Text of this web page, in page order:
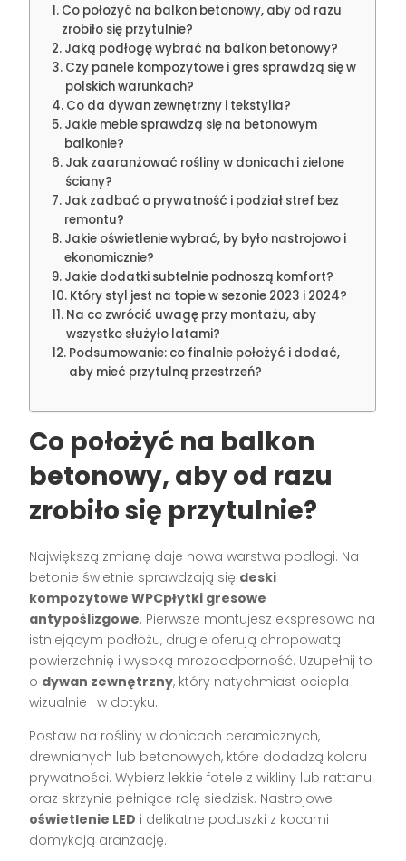
Co położyć na balkon betonowy, aby od razu
zrobiło się przytulnie?
Jaką podłogę wybrać na balkon betonowy?
Czy panele kompozytowe i gres sprawdzą się w
polskich warunkach?
Co da dywan zewnętrzny i tekstylia?
Jakie meble sprawdzą się na betonowym
balkonie?
Jak zaaranżować rośliny w donicach i zielone
ściany?
Jak zadbać o prywatność i podział stref bez
remontu?
Jakie oświetlenie wybrać, by było nastrojowo i
ekonomicznie?
Jakie dodatki subtelnie podnoszą komfort?
Który styl jest na topie w sezonie 2023 i 2024?
Na co zwrócić uwagę przy montażu, aby
wszystko służyło latami?
Podsumowanie: co finalnie położyć i dodać,
aby mieć przytulną przestrzeń?
Co położyć na balkon
betonowy, aby od razu
zrobiło się przytulnie?
Największą zmianę daje nowa warstwa podłogi. Na
betonie świetnie sprawdzają się deski
kompozytowe WPCpłytki gresowe
antypoślizgowe. Pierwsze montujesz ekspresowo na
istniejącym podłożu, drugie oferują chropowatą
powierzchnię i wysoką mrozoodporność. Uzupełnij to
o dywan zewnętrzny, który natychmiast ociepla
wizualnie i w dotyku.
Postaw na rośliny w donicach ceramicznych,
drewnianych lub betonowych, które dodadzą koloru i
prywatności. Wybierz lekkie fotele z wikliny lub rattanu
oraz skrzynie pełniące rolę siedzisk. Nastrojowe
oświetlenie LED i delikatne poduszki z kocami
domykają aranżację.